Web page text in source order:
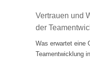
Vertrauen und
der
Was erwartet eine
Teamentwicklung